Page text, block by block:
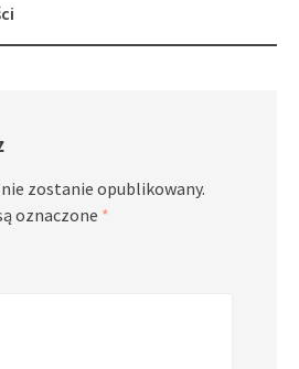
zostanie opublikowany.
oznaczone *